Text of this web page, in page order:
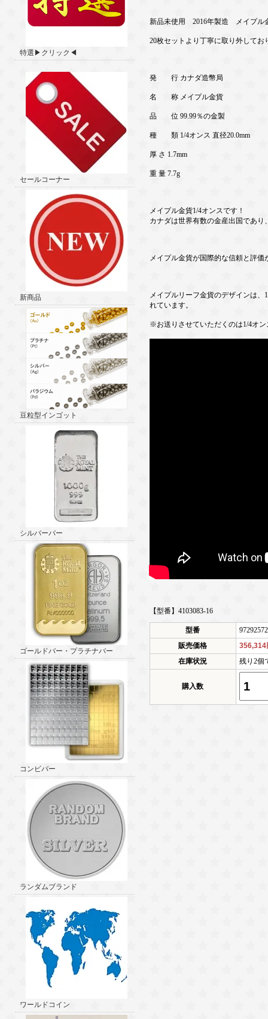
特選▶クリック◀
セールコーナー
新商品
豆粒型インゴット
シルバーバー
ゴールドバー・プラチナバー
コンビバー
ランダムブランド
ワールドコイン
新品未使用 2016年製造 メイプル
20枚セットより丁寧に取り外してお
発 行 カナダ造幣局
名 称 メイプル金貨
品 位 99.99％の金製
種 類 1/4オンス 直径20.0mm
厚 さ 1.7mm
重 量 7.7g
メイプル金貨1/4オンスです！
カナダは世界有数の金産出国であ
メイプル金貨が国際的な信頼と評
メイプルリーフ金貨のデザインは
れています。
※お送りさせていただくのは1/4オン
【型番】4103083-16
型番
97292572
販売価格
356,314
在庫状況
残り2個
購入数